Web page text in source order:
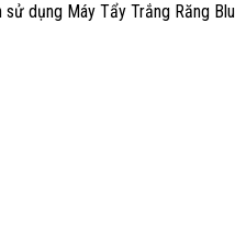
sử dụng Máy Tẩy Trắng Răng